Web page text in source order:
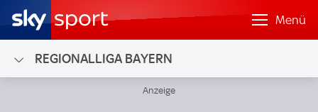
Menü
REGIONALLIGA BAYERN